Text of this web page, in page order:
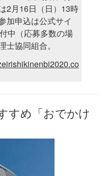
2月16日（日）13時
加申込は公式サイ
中（応募多数の場
協同組合。
すめ「おでかけ